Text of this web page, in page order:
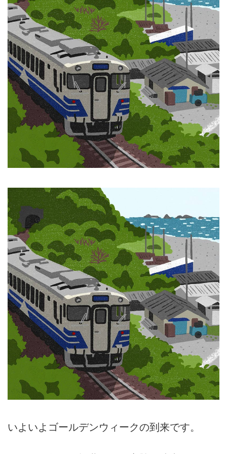
いよいよゴールデンウィークの到来です。